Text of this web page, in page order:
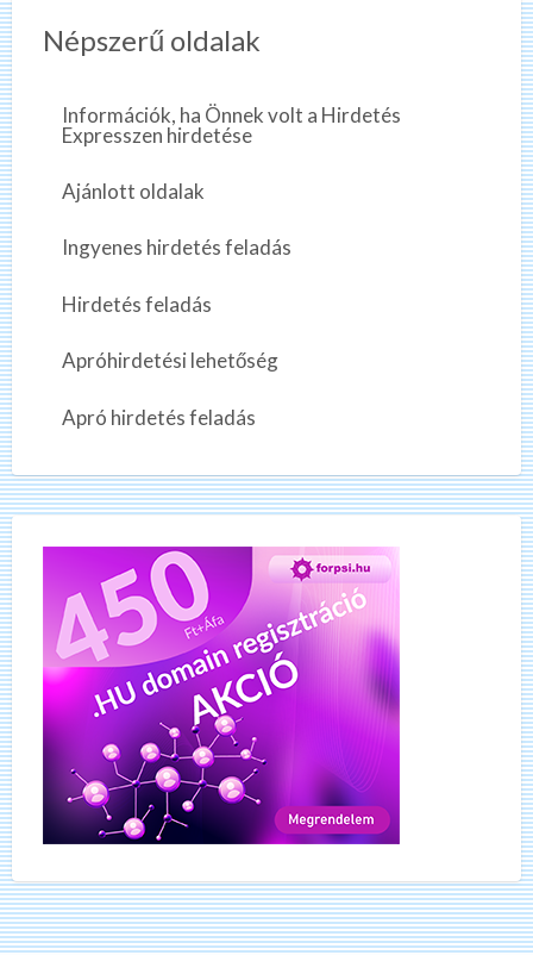
Népszerű oldalak
Információk, ha Önnek volt a Hirdetés
Expresszen hirdetése
Ajánlott oldalak
Ingyenes hirdetés feladás
Hirdetés feladás
Apróhirdetési lehetőség
Apró hirdetés feladás